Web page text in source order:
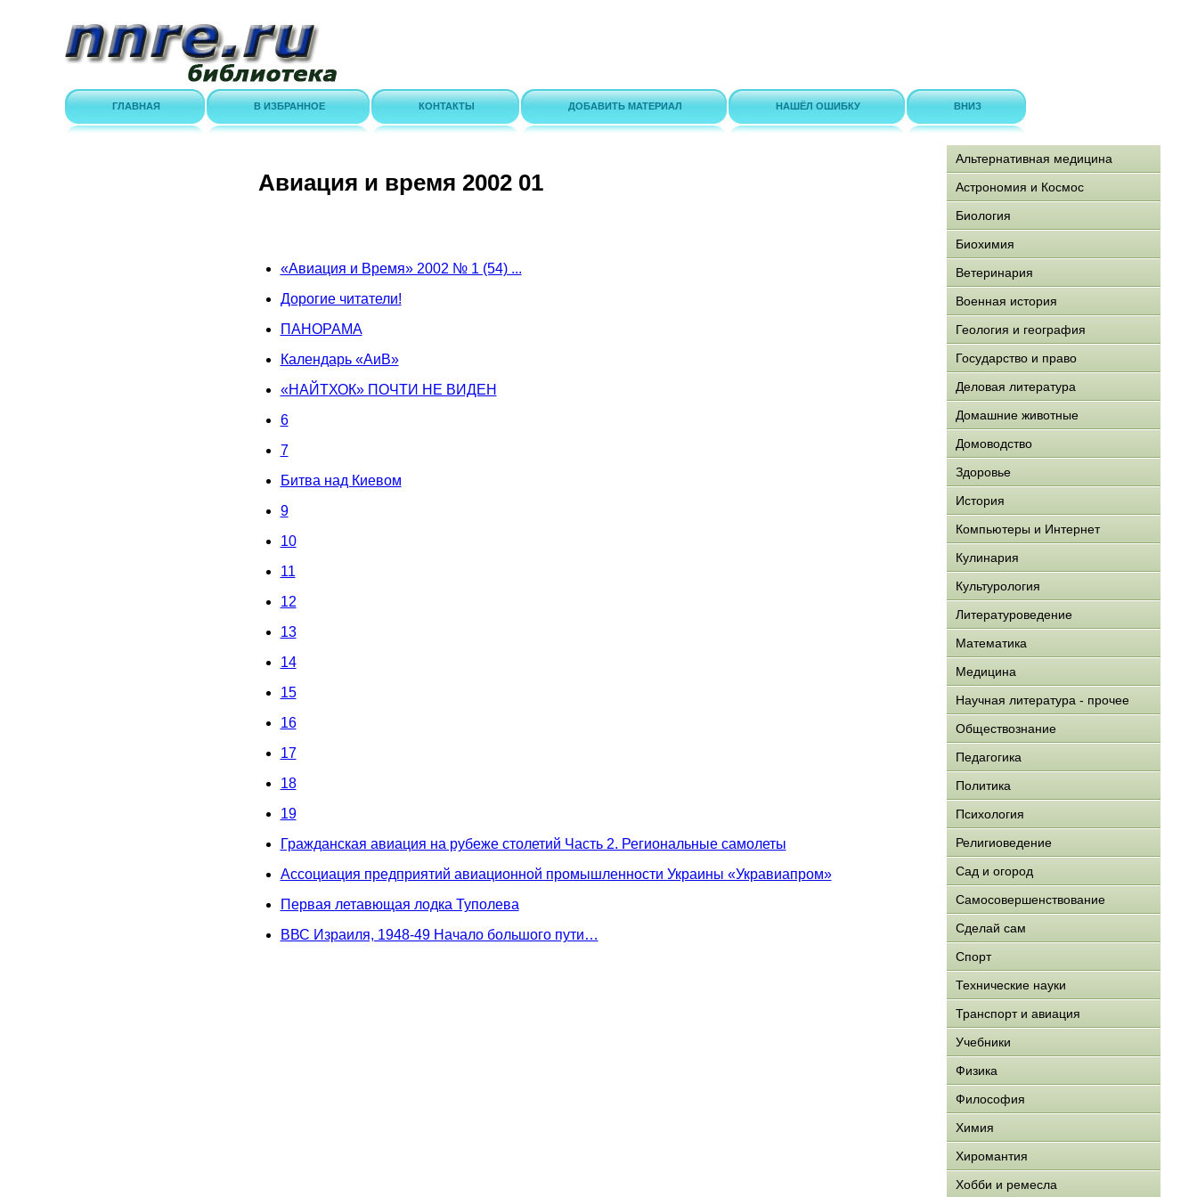
ГЛАВНАЯ В ИЗБРАННОЕ КОНТАКТЫ ДОБАВИТЬ МАТЕРИАЛ НАШЁЛ ОШИБКУ ВНИЗ
Авиация и время 2002 01
«Авиация и Время» 2002 № 1 (54) ...
Дорогие читатели!
ПАНОРАМА
Календарь «АиВ»
«НАЙТХОК» ПОЧТИ НЕ ВИДЕН
6
7
Битва над Киевом
9
10
11
12
13
14
15
16
17
18
19
Гражданская авиация на рубеже столетий Часть 2. Региональные самолеты
Ассоциация предприятий авиационной промышленности Украины «Укравиапром»
Первая летавющая лодка Туполева
ВВС Израиля, 1948-49 Начало большого пути…
Альтернативная медицина
Астрономия и Космос
Биология
Биохимия
Ветеринария
Военная история
Геология и география
Государство и право
Деловая литература
Домашние животные
Домоводство
Здоровье
История
Компьютеры и Интернет
Кулинария
Культурология
Литературоведение
Математика
Медицина
Научная литература - прочее
Обществознание
Педагогика
Политика
Психология
Религиоведение
Сад и огород
Самосовершенствование
Сделай сам
Спорт
Технические науки
Транспорт и авиация
Учебники
Физика
Философия
Химия
Хиромантия
Хобби и ремесла